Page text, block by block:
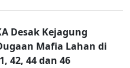
Desak Kejagung
Mafia Lahan di
42, 44 dan 46